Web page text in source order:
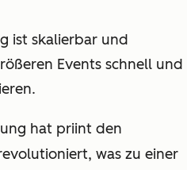
ist skalierbar und
Events schnell und
hat priint den
was zu einer